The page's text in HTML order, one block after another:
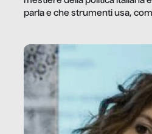
parla e che strumenti usa,